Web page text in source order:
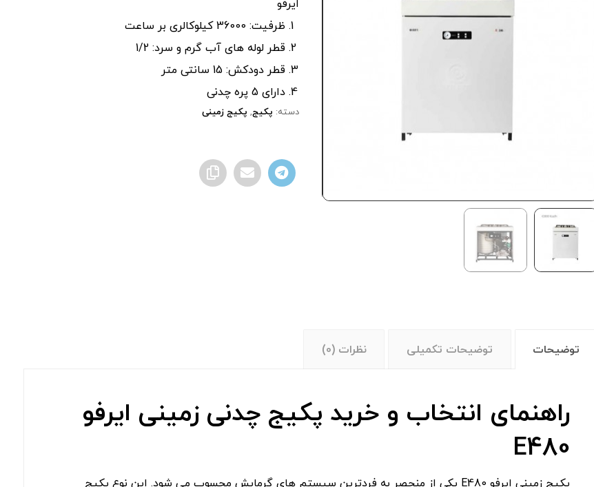
ایرفو
ظرفیت: 36000 کیلوکالری بر ساعت
قطر لوله های آب گرم و سرد: 1/2
قطر دودکش: 15 سانتی متر
دارای 5 پره چدنی
دسته: پکیج, پکیج زمینی
توضیحات توضیحات تکمیلی نظرات (0)
راهنمای انتخاب و خرید پکیج چدنی زمینی ایرفو
E480
پکیج زمینی ایرفو E480 یکی از منحصر به فردترین سیستم های گرمایش محسوب می شود. این نوع پکیج